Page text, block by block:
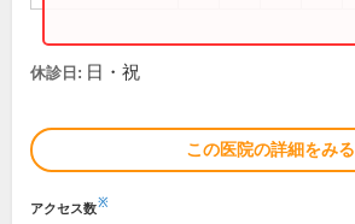
休診日: 日・祝
この医院の詳細をみる
アクセス数※